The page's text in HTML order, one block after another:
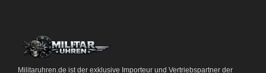
Militaruhren.de ist der exklusive Importeur und Vertriebspartner der